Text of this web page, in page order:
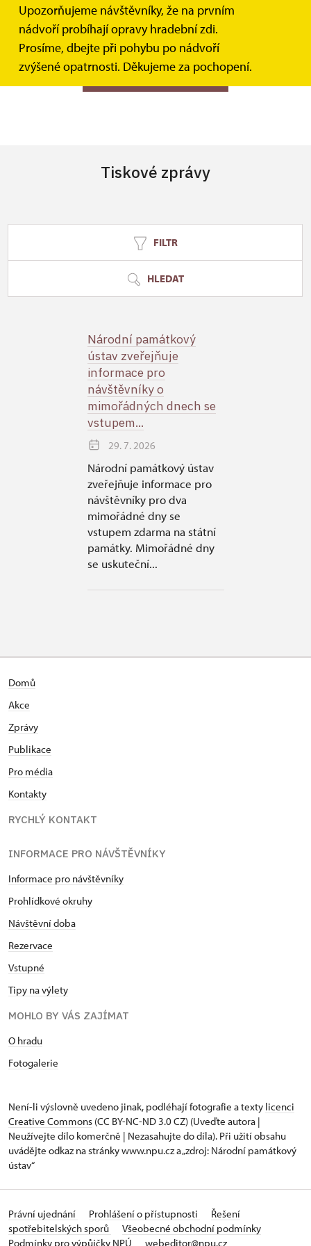
Upozorňujeme návštěvníky, že na prvním
nádvoří probíhají opravy hradební zdi.
Prosíme, dbejte při pohybu po nádvoří
zvýšené opatrnosti. Děkujeme za pochopení.
Nevíte si rady? Nevadí, ozvěte se nám, rádi vám poradíme.
VŠECHNY KONTAKTY
Tiskové zprávy
FILTR
HLEDAT
Národní památkový
ústav zveřejňuje
informace pro
návštěvníky o
mimořádných dnech se
vstupem...
29. 7. 2026
Národní památkový ústav
zveřejňuje informace pro
návštěvníky pro dva
mimořádné dny se
vstupem zdarma na státní
památky. Mimořádné dny
se uskuteční...
Domů
Akce
Zprávy
Publikace
Pro média
Kontakty
RYCHLÝ KONTAKT
INFORMACE PRO NÁVŠTĚVNÍKY
Informace pro návštěvníky
Prohlídkové okruhy
Návštěvní doba
Rezervace
Vstupné
Tipy na výlety
MOHLO BY VÁS ZAJÍMAT
O hradu
Fotogalerie
Není-li výslovně uvedeno jinak, podléhají fotografie a texty licenci
Creative Commons (CC BY-NC-ND 3.0 CZ) (Uveďte autora |
Neužívejte dílo komerčně | Nezasahujte do díla). Při užití obsahu
uvádějte odkaz na stránky www.npu.cz a „zdroj: Národní památkový
ústav“
Právní ujednání Prohlášení o přístupnosti
Řešení
spotřebitelských sporů
Všeobecné obchodní podmínky
Podmínky pro výpůjčky NPÚ
webeditor@npu.cz